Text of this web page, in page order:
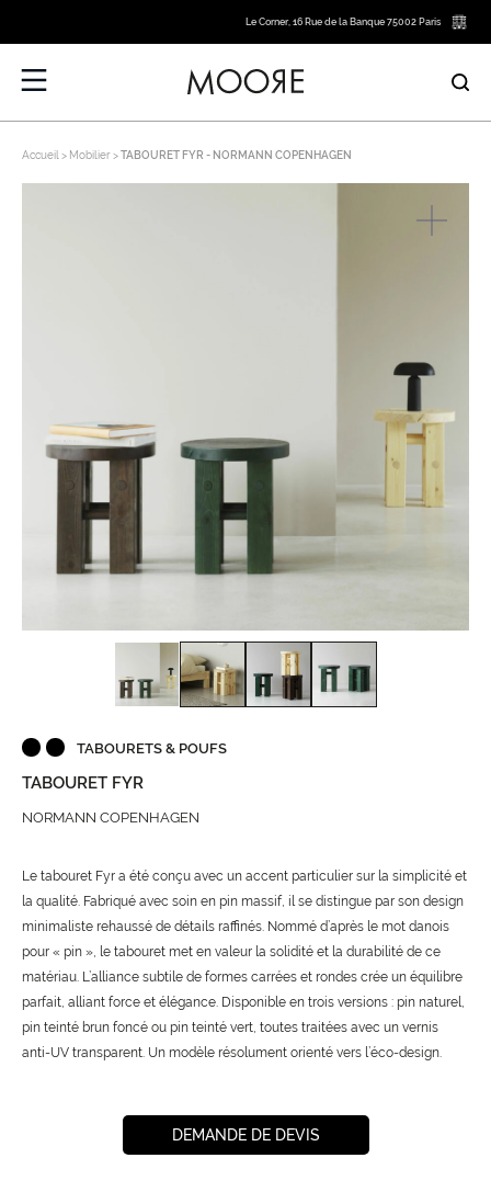
Le Corner, 16 Rue de la Banque 75002 Paris
Accueil Mobilier TABOURET FYR - NORMANN COPENHAGEN
TABOURETS & POUFS
TABOURET FYR
NORMANN COPENHAGEN
Le tabouret Fyr a été conçu avec un accent particulier sur la simplicité et
la qualité. Fabriqué avec soin en pin massif, il se distingue par son design
minimaliste rehaussé de détails raffinés. Nommé d’après le mot danois
pour « pin », le tabouret met en valeur la solidité et la durabilité de ce
matériau. L’alliance subtile de formes carrées et rondes crée un équilibre
parfait, alliant force et élégance. Disponible en trois versions : pin naturel,
pin teinté brun foncé ou pin teinté vert, toutes traitées avec un vernis
anti-UV transparent. Un modèle résolument orienté vers l’éco-design.
DEMANDE DE DEVIS